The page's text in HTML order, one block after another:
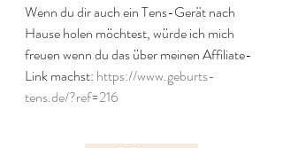
Wenn du dir auch ein Tens-Gerät nach
Hause holen möchtest, würde ich mich
freuen wenn du das über meinen Affiliate-
Link machst: https://www.geburts-
tens.de/?ref=216